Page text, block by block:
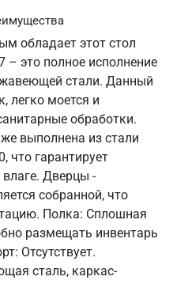
обладает этот стол
это полное исполнение
стали. Данный
легко моется и
обработки.
выполнена из стали
что гарантирует
влаге. Дверцы -
собранной, что
Полка: Сплошная
размещать инвентарь
Отсутствует.
сталь, каркас-